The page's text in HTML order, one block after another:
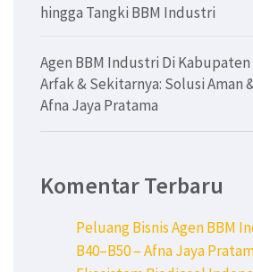
hingga Tangki BBM Industri
Agen BBM Industri Di
Arfak & Sekitarnya: Solusi Aman
Afna Jaya Pratama
Komentar Terbaru
Peluang Bisnis Agen BBM
B40–B50 – Afna Jaya